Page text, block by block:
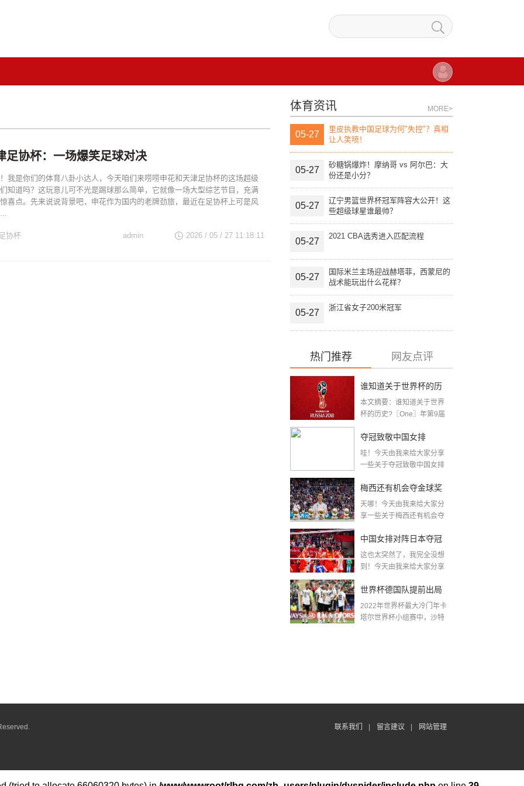
足协杯：一场爆笑足球对决
我是你们的体育八卦小达人，今天咱们来唠唠申花和天津足协杯的这场超级
知道吗？这玩意儿可不光是踢球那么简单，它就像一场大型综艺节目，充满
喜点。先来说说背景吧，申花作为国内的老牌劲旅，最近在足协杯上可是风
协杯 2026 / 05 / 27 11:18:11
admin
体育资讯 MORE>
05-27
里皮执教中国足球为何"失控"？真相
让人笑喷！
05-27
砂糖锅爆炸！摩纳哥 vs 阿尔巴：大
份还是小分？
05-27
辽宁男篮世界杯冠军阵容大公开！这
些超级球星谁最帅？
05-27
2021 CBA选秀进入匹配流程
05-27
国际米兰主场迎战赫塔菲，西蒙尼的
战术能玩出什么花样？
05-27
浙江省女子200米冠军
热门推荐 网友点评
谁知道关于世界杯的历
史 「十二月四号世界杯
本文摘要：谁知道关于世界
杯的历史?〖One〗年第9届
夺冠致敬中国女排
〖2020关于电影 夺冠 观
哇！今天由我来给大家分享
一些关于夺冠致敬中国女排
梅西还有机会夺金球奖
〖梅老七什么梗〗
天哪！今天由我来给大家分
享一些关于梅西还有机会夺
中国女排对阵日本夺冠
了吗〖中国女排3 0复仇
这也太突然了，我完全没想
到！今天由我来给大家分享
世界杯德国队提前出局
吗,2018年世界杯德国战
2022年世界杯最大冷门年卡
塔尔世界杯小组赛中，沙特
联系我们 留言建议 网站管理